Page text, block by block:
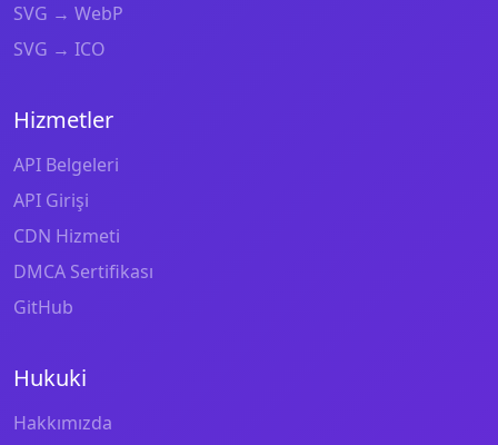
SVG → WebP
SVG → ICO
Hizmetler
API Belgeleri
API Girişi
CDN Hizmeti
DMCA Sertifikası
GitHub
Hukuki
Hakkımızda